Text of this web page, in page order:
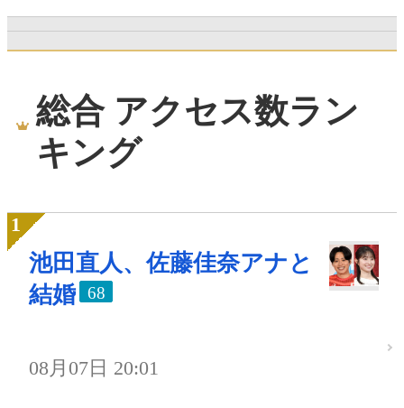
総合 アクセス数ラン
キング
池田直人、佐藤佳奈アナと
結婚
68
08月07日 20:01